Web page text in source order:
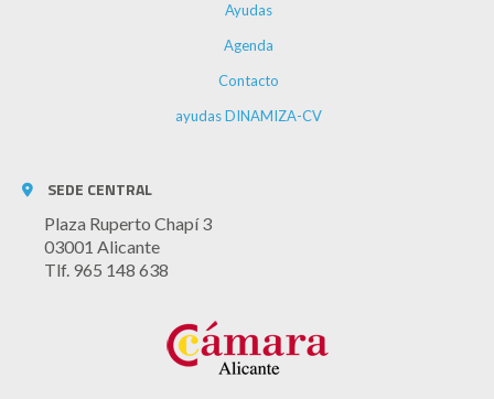
Ayudas
Agenda
Contacto
ayudas DINAMIZA-CV
SEDE CENTRAL
Plaza Ruperto Chapí 3
03001 Alicante
Tlf. 965 148 638